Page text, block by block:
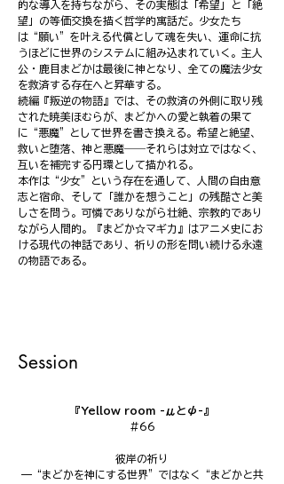
的な導入を持ちながら、その実態は「希望」と「絶
望」の等価交換を描く哲学的寓話だ。少女たち
は“願い”を叶える代償として魂を失い、運命に抗
うほどに世界のシステムに組み込まれていく。主人
公・鹿目まどかは最後に神となり、全ての魔法少女
を救済する存在へと昇華する。
続編『叛逆の物語』では、その救済の外側に取り残
された暁美ほむらが、まどかへの愛と執着の果て
に“悪魔”として世界を書き換える。希望と絶望、
救いと堕落、神と悪魔――それらは対立ではなく、
互いを補完する円環として描かれる。
本作は“少女”という存在を通して、人間の自由意
志と宿命、そして「誰かを想うこと」の残酷さと美
しさを問う。可憐でありながら壮絶、宗教的であり
ながら人間的。『まどか☆マギカ』はアニメ史にお
ける現代の神話であり、祈りの形を問い続ける永遠
の物語である。
Session
『Yellow room -μとψ-』
#66
彼岸の祈り
—“まどかを神にする世界”ではなく“まどかと共